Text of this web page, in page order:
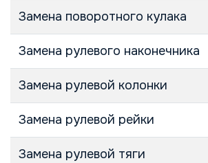
Замена поворотного кулака
Замена рулевого наконечника
Замена рулевой колонки
Замена рулевой рейки
Замена рулевой тяги